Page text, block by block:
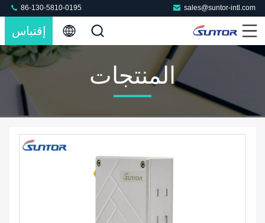
sales@suntor-intl.com
86-130-5810-0195
إقتباس
المنتجات